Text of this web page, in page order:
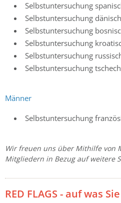
Selbstuntersuchung
Selbstuntersuchung
Selbstuntersuchung
Selbstuntersuchung
Selbstuntersuchung
Selbstuntersuchung
Männer
Selbstuntersuchung
Wir freuen uns über Mithilfe von
Mitgliedern in Bezug auf weitere
RED FLAGS - auf was